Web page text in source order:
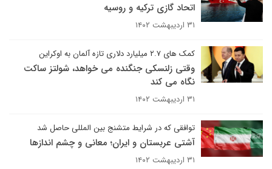
اتحاد گازی ترکیه و روسیه
۳۱ اردیبهشت ۱۴۰۲
کمک های ۲.۷ میلیارد دلاری تازه آلمان به اوکراین
وقتی زلنسکی جنگنده می خواهد، شولتز ساکت
نگاه می کند
۳۱ اردیبهشت ۱۴۰۲
توافقی که در شرایط متشنج بین المللی حاصل شد
آشتی عربستان و ایران؛ معانی و چشم اندازها
۳۱ اردیبهشت ۱۴۰۲